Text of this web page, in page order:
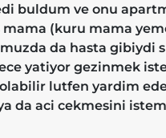
buldum ve onu
(kuru mama
da hasta gibiydi
yatiyor gezinmek
lutfen yardim
da aci cekmesini